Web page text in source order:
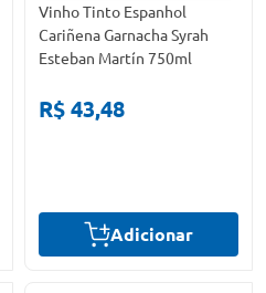
Vinho Tinto Espanhol
Cariñena Garnacha Syrah
Esteban Martín 750ml
R$ 43,48
Adicionar